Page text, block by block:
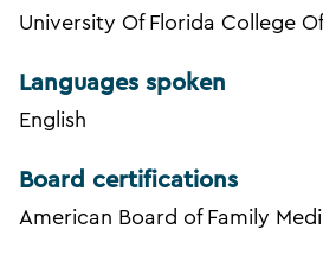
University Of Florida College
Languages spoken
English
Board certifications
American Board of Family